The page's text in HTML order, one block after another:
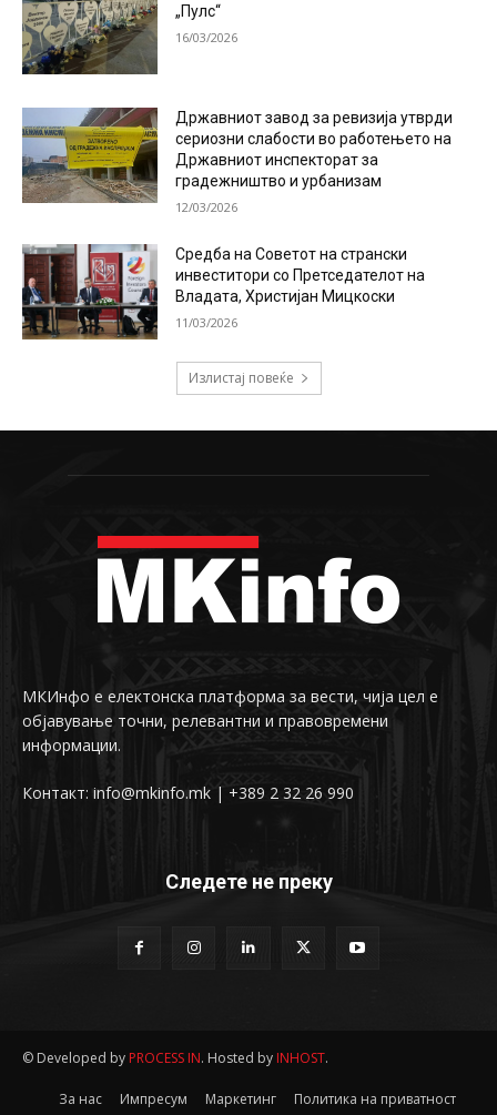
„Пулс“
16/03/2026
Државниот завод за ревизија утврди
сериозни слабости во работењето на
Државниот инспекторат за
градежништво и урбанизам
12/03/2026
Средба на Советот на странски
инвеститори со Претседателот на
Владата, Христијан Мицкоски
11/03/2026
Излистај повеќе
МКИнфо е електонска платформа за вести, чија цел е
објавување точни, релевантни и правовремени
информации.
Контакт: info@mkinfo.mk | +389 2 32 26 990
Следете не преку
© Developed by PROCESS IN. Hosted by INHOST.
За нас Импресум Маркетинг Политика на приватност